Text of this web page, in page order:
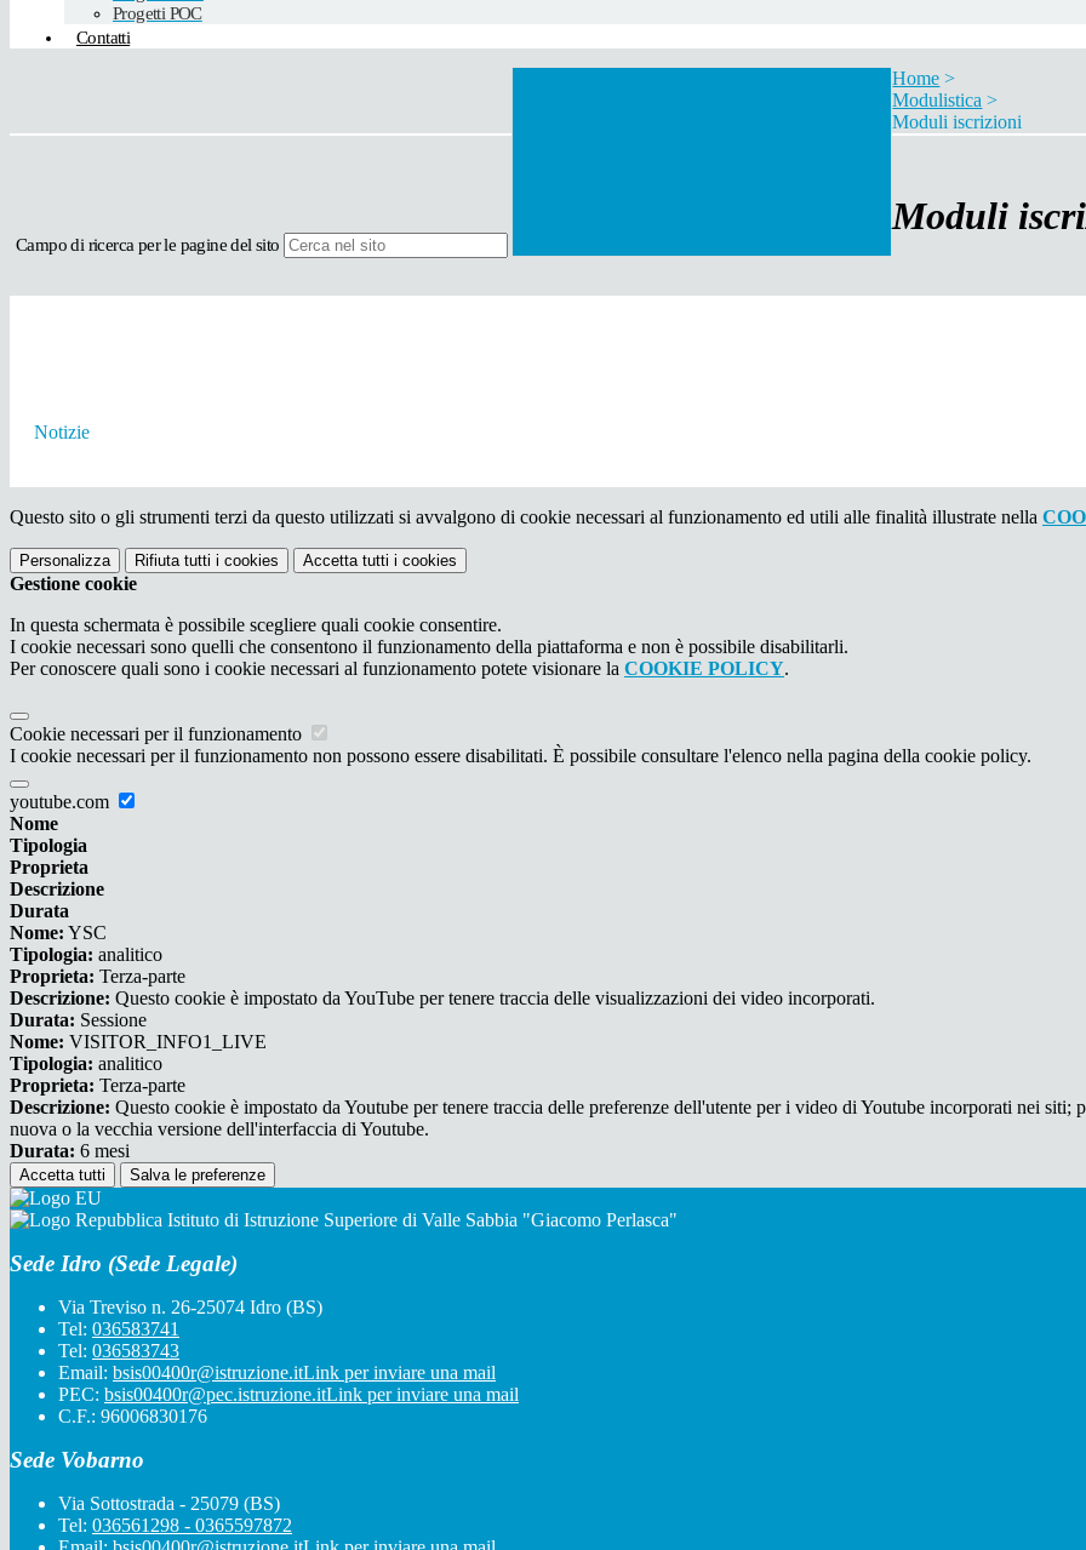
Progetti POC
Contatti
Campo di ricerca per le pagine del sito
Home >
Modulistica >
Moduli iscrizioni
Moduli
Notizie
Questo sito o gli strumenti terzi da questo utilizzati si avvalgono di cookie necessari al funzionamento ed utili alle finalità illustrate nella
Personalizza Rifiuta tutti i cookies Accetta tutti i cookies
Gestione cookie
In questa schermata è possibile scegliere quali cookie consentire.
I cookie necessari sono quelli che consentono il funzionamento della piattaforma e non è possibile disabilitarli.
Per conoscere quali sono i cookie necessari al funzionamento potete visionare la COOKIE POLICY.
Cookie necessari per il funzionamento
I cookie necessari per il funzionamento non possono essere disabilitati. È possibile consultare l'elenco nella pagina della cookie policy.
youtube.com
Nome
Tipologia
Proprieta
Descrizione
Durata
Nome: YSC
Tipologia: analitico
Proprieta: Terza-parte
Descrizione: Questo cookie è impostato da YouTube per tenere traccia delle visualizzazioni dei video incorporati.
Durata: Sessione
Nome: VISITOR_INFO1_LIVE
Tipologia: analitico
Proprieta: Terza-parte
Descrizione: Questo cookie è impostato da Youtube per tenere traccia delle preferenze dell'utente per i video di Youtube incorporati nei
nuova o la vecchia versione dell'interfaccia di Youtube.
Durata: 6 mesi
Accetta tutti Salva le preferenze
Istituto di Istruzione Superiore di Valle Sabbia "Giacomo Perlasca"
Sede Idro (Sede Legale)
Via Treviso n. 26-25074 Idro (BS)
Tel: 036583741
Tel: 036583743
Email: bsis00400r@istruzione.itLink per inviare una mail
PEC: bsis00400r@pec.istruzione.itLink per inviare una mail
C.F.: 96006830176
Sede Vobarno
Via Sottostrada - 25079 (BS)
Tel: 036561298 - 0365597872